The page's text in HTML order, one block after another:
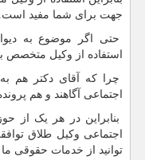
جهت برای شما مفید است.
حتی اگر موضوع به
استفاده از وکیل متخصص
چرا که آقای دکتر هم
اجتماعی آگاهند و هم
بنابراین در هر یک از
اجتماعی وکیل طلاق
توانید از خدمات حقوقی ما